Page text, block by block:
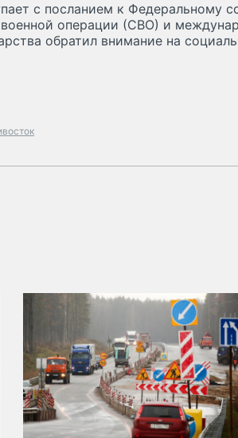
с посланием к Федеральному
операции (СВО) и
обратил внимание на